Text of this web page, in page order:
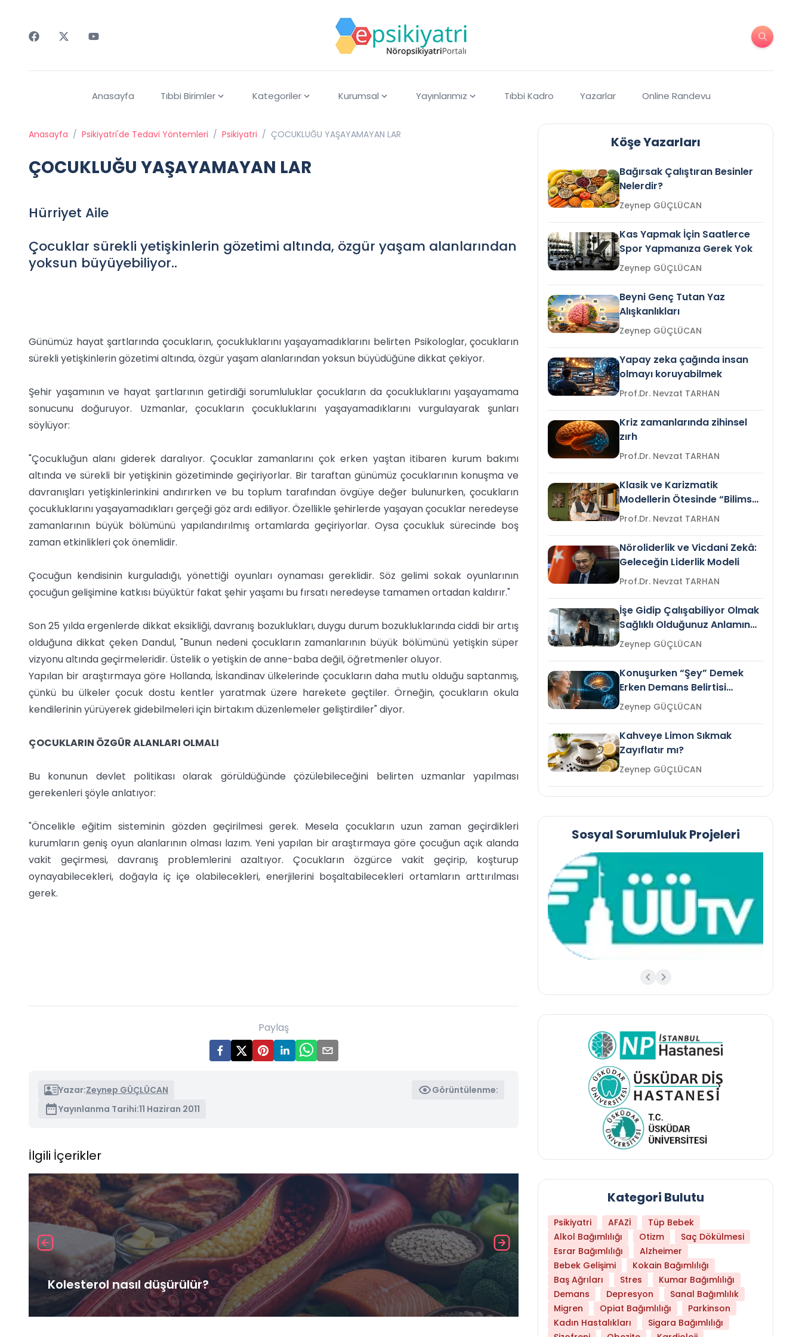
Anasayfa Tıbbi Birimler Kategoriler Kurumsal Yayınlarımız Tıbbi Kadro Yazarlar Online Randevu
Anasayfa / Psikiyatri'de Tedavi Yöntemleri / Psikiyatri / ÇOCUKLUĞU YAŞAYAMAYAN LAR
ÇOCUKLUĞU YAŞAYAMAYAN LAR
Hürriyet Aile
Çocuklar sürekli yetişkinlerin gözetimi altında, özgür yaşam alanlarından
yoksun büyüyebiliyor..
Günümüz hayat şartlarında çocukların, çocukluklarını yaşayamadıklarını belirten Psikologlar, çocukların
sürekli yetişkinlerin gözetimi altında, özgür yaşam alanlarından yoksun büyüdüğüne dikkat çekiyor.
Şehir yaşamının ve hayat şartlarının getirdiği sorumluluklar çocukların da çocukluklarını yaşayamama
sonucunu doğuruyor. Uzmanlar, çocukların çocukluklarını yaşayamadıklarını vurgulayarak şunları
söylüyor:
"Çocukluğun alanı giderek daralıyor. Çocuklar zamanlarını çok erken yaştan itibaren kurum bakımı
altında ve sürekli bir yetişkinin gözetiminde geçiriyorlar. Bir taraftan günümüz çocuklarının konuşma ve
davranışları yetişkinlerinkini andırırken ve bu toplum tarafından övgüye değer bulunurken, çocukların
çocukluklarını yaşayamadıkları gerçeği göz ardı ediliyor. Özellikle şehirlerde yaşayan çocuklar neredeyse
zamanlarının büyük bölümünü yapılandırılmış ortamlarda geçiriyorlar. Oysa çocukluk sürecinde boş
zaman etkinlikleri çok önemlidir.
Çocuğun kendisinin kurguladığı, yönettiği oyunları oynaması gereklidir. Söz gelimi sokak oyunlarının
çocuğun gelişimine katkısı büyüktür fakat şehir yaşamı bu fırsatı neredeyse tamamen ortadan kaldırır."
Son 25 yılda ergenlerde dikkat eksikliği, davranış bozuklukları, duygu durum bozukluklarında ciddi bir artış
olduğuna dikkat çeken Dandul, "Bunun nedeni çocukların zamanlarının büyük bölümünü yetişkin süper
vizyonu altında geçirmeleridir. Üstelik o yetişkin de anne-baba değil, öğretmenler oluyor.
Yapılan bir araştırmaya göre Hollanda, İskandinav ülkelerinde çocukların daha mutlu olduğu saptanmış,
çünkü bu ülkeler çocuk dostu kentler yaratmak üzere harekete geçtiler. Örneğin, çocukların okula
kendilerinin yürüyerek gidebilmeleri için birtakım düzenlemeler geliştirdiler" diyor.
ÇOCUKLARIN ÖZGÜR ALANLARI OLMALI
Bu konunun devlet politikası olarak görüldüğünde çözülebileceğini belirten uzmanlar yapılması
gerekenleri şöyle anlatıyor:
"Öncelikle eğitim sisteminin gözden geçirilmesi gerek. Mesela çocukların uzun zaman geçirdikleri
kurumların geniş oyun alanlarının olması lazım. Yeni yapılan bir araştırmaya göre çocuğun açık alanda
vakit geçirmesi, davranış problemlerini azaltıyor. Çocukların özgürce vakit geçirip, koşturup
oynayabilecekleri, doğayla iç içe olabilecekleri, enerjilerini boşaltabilecekleri ortamların arttırılması
gerek.
Paylaş
Yazar:Zeynep GÜÇLÜCAN
Görüntülenme:
Yayınlanma Tarihi:11 Haziran 2011
İlgili İçerikler
Kolesterol nasıl düşürülür? Daha Az Protein Tüketmek Yaşlanmayı
Köşe Yazarları
Bağırsak Çalıştıran Besinler
Nelerdir?
Zeynep GÜÇLÜCAN
Kas Yapmak İçin Saatlerce
Spor Yapmanıza Gerek Yok
Zeynep GÜÇLÜCAN
Beyni Genç Tutan Yaz
Alışkanlıkları
Zeynep GÜÇLÜCAN
Yapay zeka çağında insan
olmayı koruyabilmek
Prof.Dr. Nevzat TARHAN
Kriz zamanlarında zihinsel
zırh
Prof.Dr. Nevzat TARHAN
Klasik ve Karizmatik
Modellerin Ötesinde “Bilimsel
Liderlik”
Prof.Dr. Nevzat TARHAN
Nöroliderlik ve Vicdani Zekâ:
Geleceğin Liderlik Modeli
Prof.Dr. Nevzat TARHAN
İşe Gidip Çalışabiliyor Olmak
Sağlıklı Olduğunuz Anlamına
Gelir mi?Zeynep GÜÇLÜCAN
Konuşurken “Şey” Demek
Erken Demans Belirtisi
Olabilir mi?Zeynep GÜÇLÜCAN
Kahveye Limon Sıkmak
Zayıflatır mı?
Zeynep GÜÇLÜCAN
Sosyal Sorumluluk Projeleri
Kategori Bulutu
Psikiyatri AFAZİ
Tüp Bebek
Alkol Bağımlılığı
Otizm
Saç Dökülmesi
Esrar Bağımlılığı
Alzheimer
Bebek Gelişimi
Kokain Bağımlılığı
Baş Ağrıları
Stres
Kumar Bağımlılığı
Demans
Depresyon
Sanal Bağımlılık
Migren
Opiat Bağımlılığı
Parkinson
Kadın Hastalıkları
Sigara Bağımlılığı